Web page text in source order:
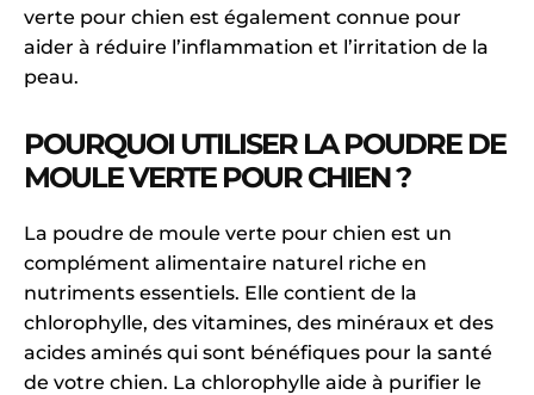
verte pour chien est également connue pour
aider à réduire l’inflammation et l’irritation de la
peau.
POURQUOI UTILISER LA POUDRE DE
MOULE VERTE POUR CHIEN ?
La poudre de moule verte pour chien est un
complément alimentaire naturel riche en
nutriments essentiels. Elle contient de la
chlorophylle, des vitamines, des minéraux et des
acides aminés qui sont bénéfiques pour la santé
de votre chien. La chlorophylle aide à purifier le